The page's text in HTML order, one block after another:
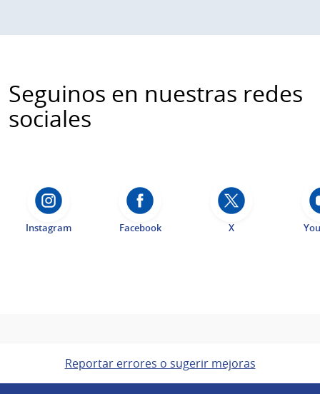
Seguinos en nuestras redes
sociales
Instagram Facebook X
Reportar errores o sugerir mejoras